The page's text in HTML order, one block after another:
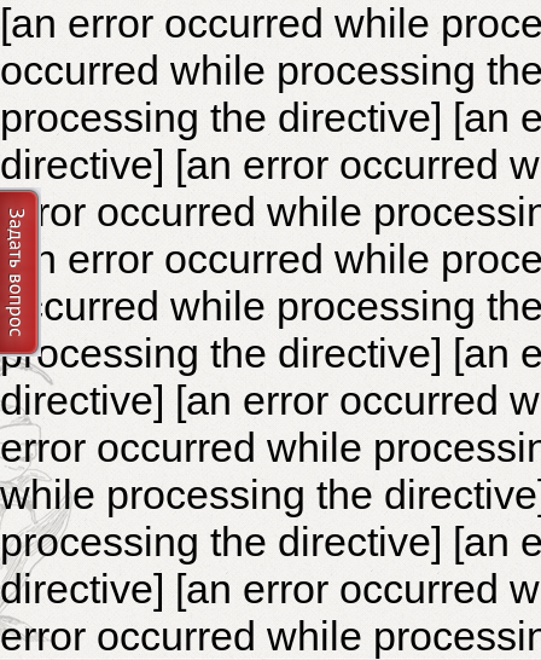
[an error occurred while
occurred while processing
processing the directive] [an
directive] [an error occurred
error occurred while
[an error occurred while
occurred while processing
processing the directive] [an
directive] [an error occurred
error occurred while
while processing the
processing the directive] [an
directive] [an error occurred
error occurred while